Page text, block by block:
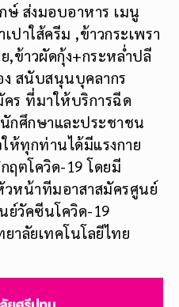
ษ์ ส่งมอบอาหาร เมนู
าใส้ครีม ,ข้าวกระเพรา
ข้าวผัดกุ้ง+กระหล่ำปลี
สนับสนุนบุคลากร
ร ที่มาให้บริการฉีด
กศึกษาและประชาชน
ห้ทุกท่านได้มีแรงกาย
ฤตโควิด-19 โดยมี
หน้าทีมอาสาสมัครศูนย์
วัคซีนโควิด-19
าลัยเทคโนโลยีไทย